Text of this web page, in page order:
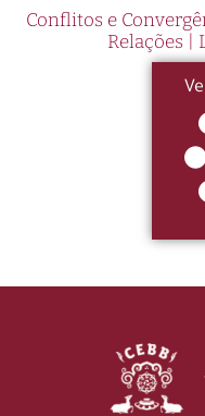
Conflitos e
Relações |